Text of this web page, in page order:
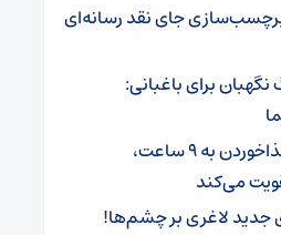
جای نقد رسانه‌ای
برای باغبانی:
محدودکردن زمان غذاخوردن به ۹ ساعت،
می‌کند
جدید لاغری بر چشم‌ها!